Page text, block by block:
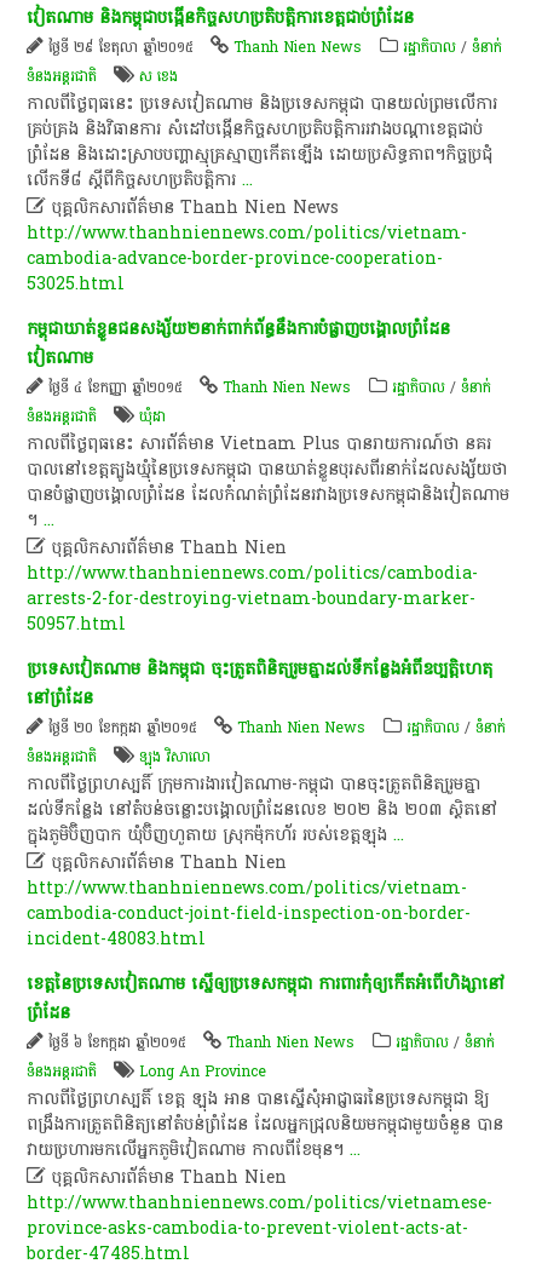
វៀតណាម​ និង​កម្ពុជា​បង្កើន​កិច្ច​សហប្រតិបត្តិការ​ខេត្ត​ជាប់​ព្រំដែន​
ថ្ងៃទី ២៩ ខែតុលា ឆ្នាំ២០១៥ Thanh Nien News រដ្ឋាភិបាល /ទំនាក់
ទំនងអន្តរជាតិ
ស ខេង
កាលពី​ថ្ងៃ​ពុធ​នេះ​ ប្រទេស​វៀតណាម​ និង​ប្រទេស​ក​ម្ពុជា​ បាន​យល់ព្រម​លើ​ការ​
គ្រប់គ្រង​ និង​វិធានការ​ សំដៅ​បង្កើន​កិច្ច​សហប្រតិបត្តិការ​រវាង​បណ្តា​ខេត្ត​ជាប់​
ព្រំដែន​ និង​ដោះ​ស្រាប​បញ្ហា​ស្មុ​គ្រ​ស្មាញ​កើតឡើង​ ដោយ​ប្រសិទ្ធភាព​។​​កិច្ចប្រជំុ
លើក​ទី​៨​ ស្តី​ពី​កិច្ច​សហប្រតិបត្តិការ...
 បុគ្គលិកសារព័ត៌មាន Thanh Nien News
http://www.thanhniennews.com/politics/vietnam-
cambodia-advance-border-province-cooperation-
53025.html
កម្ពុជា​ឃាត់​ខ្លួ​ន​ជនសង្ស័យ​២​នាក់​ពាក់ព័ន្ធ​នឹង​ការ​បំផ្លាញ​បង្គោល​ព្រំដែន​
វៀតណាម​
ថ្ងៃទី ៤ ខែកញ្ញា ឆ្នាំ២០១៥ Thanh Nien News រដ្ឋាភិបាល /ទំនាក់
ទំនងអន្តរជាតិ
ឃុំដា
​កាលពី​ថ្ងៃ​ពុធ​នេះ​ សារព័ត៌មាន​ Vietnam​ Plus​ បាន​រាយការណ៍​ថា​ នគរ​
បាល​នៅ​ខេត្ត​ត្បូងឃ្មុំ​នៃ​ប្រទេស​កម្ពុជា​ បាន​ឃាត់ខ្លួន​បុរស​ពីរ​នាក់​ដែល​សង្ស័យ​ថា​
បាន​បំផ្លាញ​បង្គោល​ព្រំដែន​ ដែល​កំណត់ព្រំដែន​រវាង​ប្រទេស​កម្ពុជា​និង​វៀតណាម​
។​​...
 បុគ្គលិកសារព័ត៌មាន Thanh Nien
http://www.thanhniennews.com/politics/cambodia-
arrests-2-for-destroying-vietnam-boundary-marker-
50957.html
ប្រទេស​វៀតណាម​ និង​កម្ពុជា​ ​ចុះ​ត្រួតពិនិត្យ​រួម​គ្នា​ដល់ទី​កន្លែង​អំពី​ឧប្បត្តិហេតុ​
នៅ​ព្រំដែន​
ថ្ងៃទី ២០ ខែកក្កដា ឆ្នាំ២០១៥ Thanh Nien News រដ្ឋាភិបាល /ទំនាក់
ទំនងអន្តរជាតិ
ឡុង វិសាលោ
​កាលពី​ថ្ងៃ​ព្រហស្បតិ៍​ ក្រុមការងារ​វៀតណាម​-​កម្ពុជា​ បាន​ចុះ​​ត្រួតពិនិត្យ​រួម​គ្នា​
ដល់ទី​កន្លែង​ នៅ​តំបន់​ចន្លោះ​បង្គោល​ព្រំដែន​លេខ​ ២០២​ និង​ ២០៣​ ស្ថិត​នៅ​
ក្នុងភូមិ​ប៊ិ​ញ​បាក​ ឃុំ​ប៊ិ​ញ​ហួ​តា​យ​ ស្រុក​ម៉ុ​ក​ហ័​រ​ របស់​ខេ​ត្តឡុង...
 បុគ្គលិកសារព័ត៌មាន Thanh Nien
http://www.thanhniennews.com/politics/vietnam-
cambodia-conduct-joint-field-inspection-on-border-
incident-48083.html
ខេត្ត​នៃ​ប្រទេស​វៀតណាម​ ស្នើ​ឲ្យ​ប្រទេស​កម្ពុជា​ ការពារ​កុំ​ឲ្យ​កើត​អំពើ​ហិង្សា​នៅ​
ព្រំដែន​
ថ្ងៃទី ៦ ខែកក្កដា ឆ្នាំ២០១៥ Thanh Nien News រដ្ឋាភិបាល /ទំនាក់
ទំនងអន្តរជាតិ
Long An Province
​កាលពី​ថ្ងៃ​ព្រហស្បតិ៍​ ខេត្ត​ ឡុ​ង​ អាន​ បាន​ស្នើ​សុំអាជ្ញាធរ​នៃ​ប្រទេស​កម្ពុជា​ ឱ្យ​
ពង្រឹង​ការ​ត្រួត​ពិនិត្យ​នៅ​តំបន់​ព្រំដែន​ ដែល​អ្នក​ជ្រុលនិយម​កម្ពុ​ជាមួយ​ចំនួន​ បាន​
វាយ​ប្រហារ​មក​លើ​អ្នក​ភូមិ​វៀតណាម​ កាលពី​ខែ​មុន​។​​...
 បុគ្គលិកសារព័ត៌មាន Thanh Nien
http://www.thanhniennews.com/politics/vietnamese-
province-asks-cambodia-to-prevent-violent-acts-at-
border-47485.html